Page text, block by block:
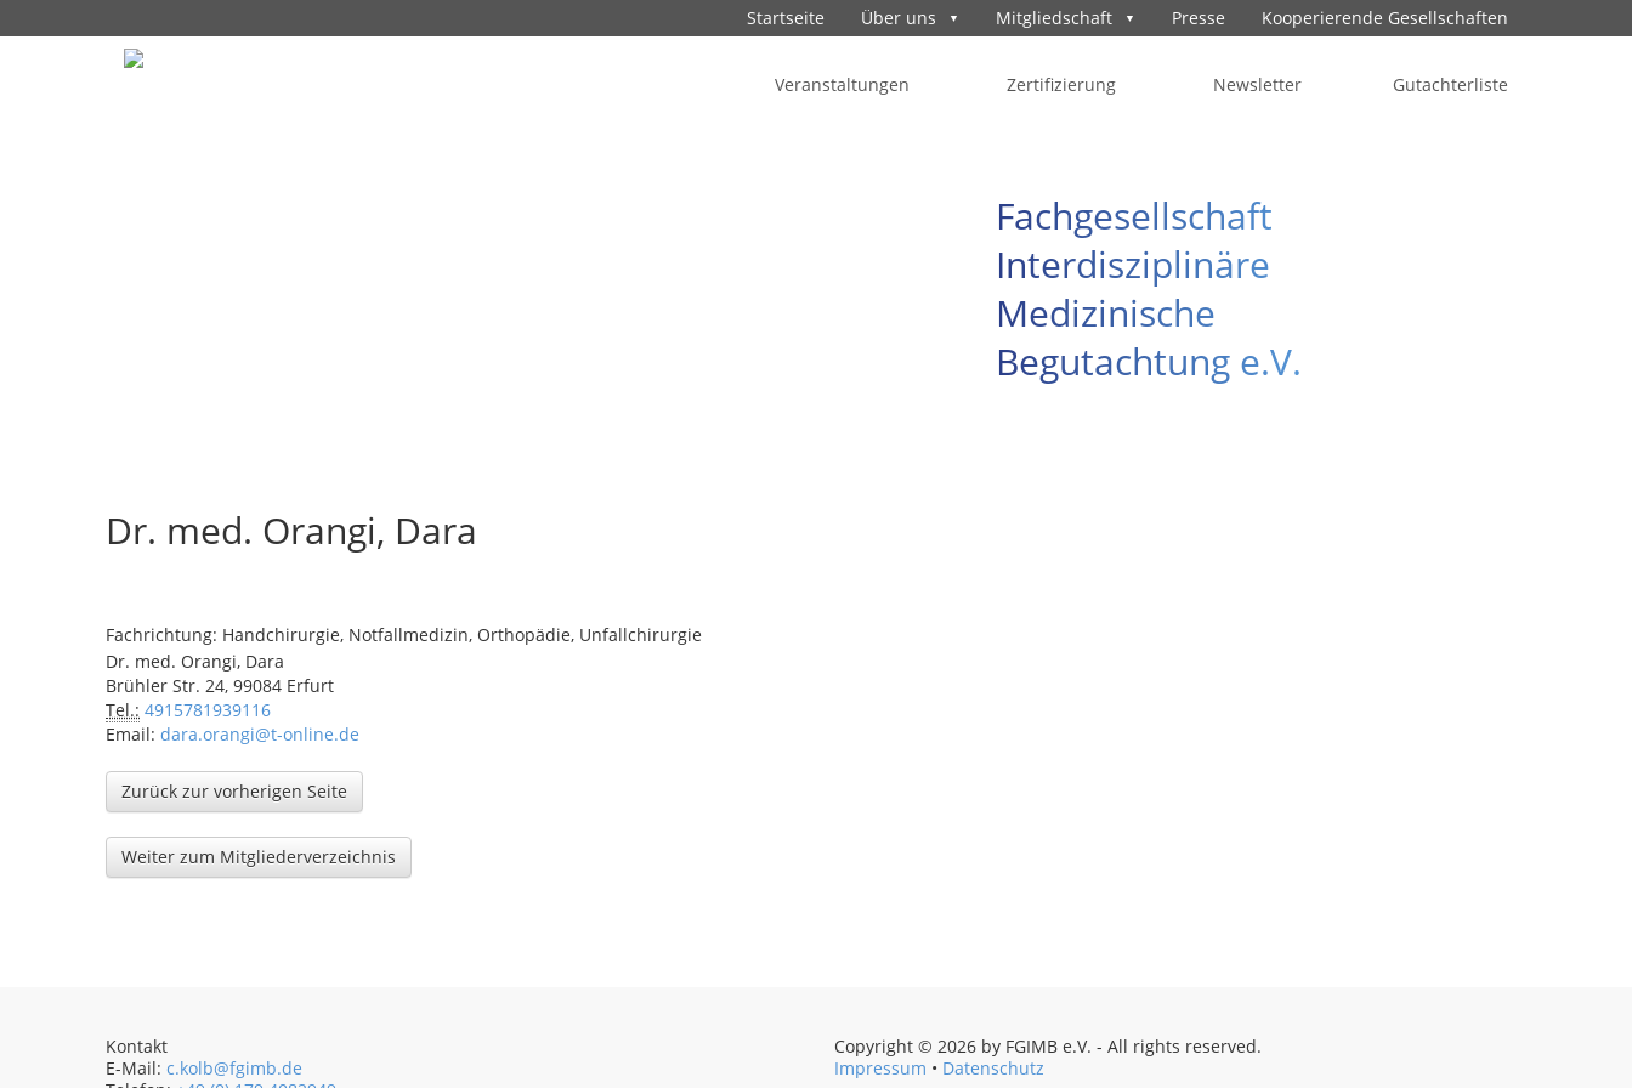
Startseite Über uns Mitgliedschaft Presse Kooperierende Gesellschaften
Veranstaltungen Zertifizierung Newsletter Gutachterliste
Fachgesellschaft
Interdisziplinäre
Medizinische
Begutachtung e.V.
Dr. med. Orangi, Dara
Fachrichtung: Handchirurgie, Notfallmedizin, Orthopädie, Unfallchirurgie
Dr. med. Orangi, Dara
Brühler Str. 24, 99084 Erfurt
Tel.: 4915781939116
Email: dara.orangi@t-online.de
Zurück zur vorherigen Seite
Weiter zum Mitgliederverzeichnis
Kontakt
E-Mail: c.kolb@fgimb.de
Copyright © 2026 by FGIMB e.V. - All rights reserved.
Impressum • Datenschutz